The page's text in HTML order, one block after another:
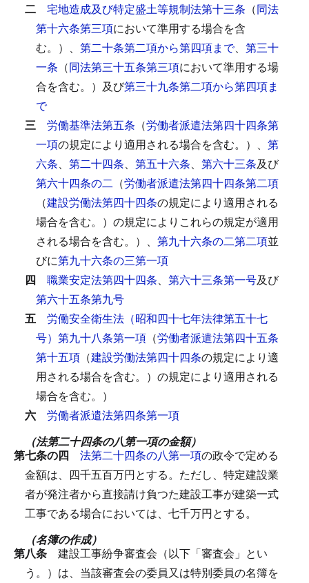
二 宅地造成及び特定盛土等規制法第十三条 （同法
第十六条第三項において準用する場合を含
む。）、 第二十条第二項から第四項まで、 第三十
一条 （同法第三十五条第三項において準用する場
合を含む。）及び第三十九条第二項から第四項ま
で
三 労働基準法第五条 （労働者派遣法第四十四条第
一項の規定により適用される場合を含む。）、 第
六条、 第二十四条、 第五十六条、 第六十三条及び
第六十四条の二 （労働者派遣法第四十四条第二項
（建設労働法第四十四条の規定により適用される
場合を含む。）の規定によりこれらの規定が適用
される場合を含む。）、 第九十六条の二第二項並
びに第九十六条の三第一項
四 職業安定法第四十四条、 第六十三条第一号及び
第六十五条第九号
五 労働安全衛生法（昭和四十七年法律第五十七
号）第九十八条第一項 （労働者派遣法第四十五条
第十五項 （建設労働法第四十四条の規定により適
用される場合を含む。）の規定により適用される
場合を含む。）
六 労働者派遣法第四条第一項
（法第二十四条の八第一項の金額）
第七条の四 法第二十四条の八第一項の政令で定める
金額は、四千五百万円とする。 ただし、特定建設業
者が発注者から直接請け負つた建設工事が建築一式
工事である場合においては、七千万円とする。
（名簿の作成）
第八条 建設工事紛争審査会（以下「審査会」とい
う。）は、当該審査会の委員又は特別委員の名簿を